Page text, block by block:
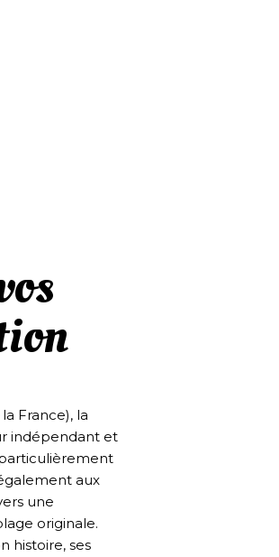
France), la
indépendant et
particulièrement
aux
une
originale.
histoire, ses